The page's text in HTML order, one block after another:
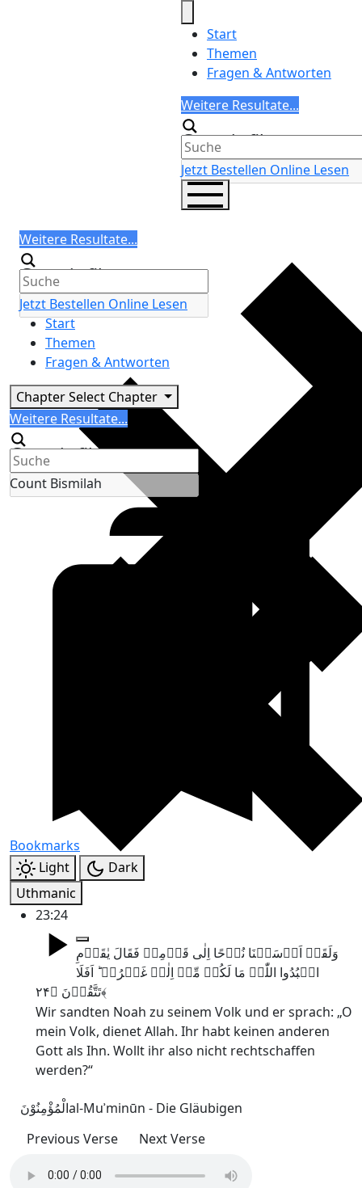
Start
Themen
Fragen & Antworten
Search
Weitere Resultate...
Generic filters
Jetzt Bestellen Online Lesen
Search
Weitere Resultate...
Generic filters
Jetzt Bestellen Online Lesen
Start
Themen
Fragen & Antworten
ChapterSelect Chapter
Search
Weitere Resultate...
Generic filters
Count Bismilah
Bookmarks
Light
Dark
Uthmanic
23:24
وَلَقَدۡ اَرۡسَلۡنَا نُوۡحًا اِلٰی قَوۡمِہٖ فَقَالَ یٰقَوۡمِ
اعۡبُدُوا اللّٰہَ مَا لَکُمۡ مِّنۡ اِلٰہٍ غَیۡرُہٗ ؕ اَفَلَا
تَتَّقُوۡنَ ﴿۲۴﴾
Wir sandten Noah zu seinem Volk und er sprach: „O
mein Volk, dienet Allah. Ihr habt keinen anderen
Gott als Ihn. Wollt ihr also nicht rechtschaffen
werden?“
الْمُؤْمِنُوْنَal-Muʾminūn - Die Gläubigen
Previous Verse
Next Verse